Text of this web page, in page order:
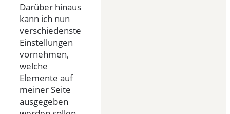
Darüber hinaus
kann ich nun
verschiedenste
Einstellungen
vornehmen,
welche
Elemente auf
meiner Seite
ausgegeben